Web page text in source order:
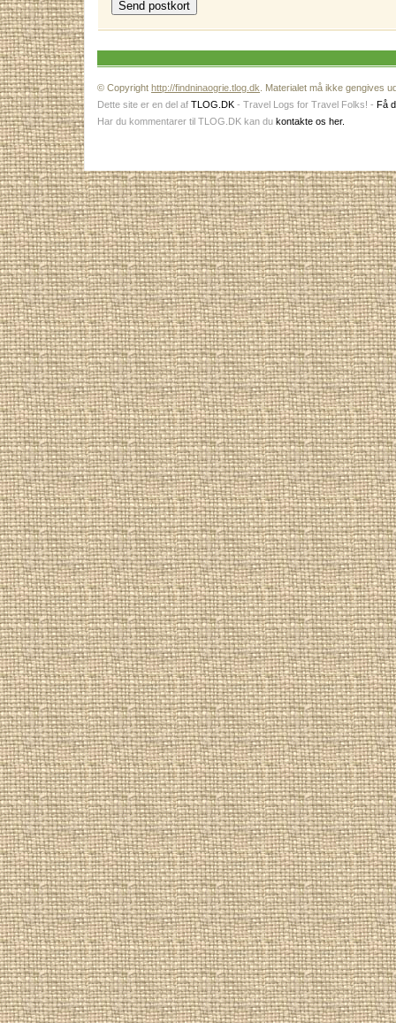
© Copyright http://findninaogrie.tlog.dk . Materialet må ikke gengives
Dette site er en del af TLOG.DK - Travel Logs for Travel Folks! - Få
Har du kommentarer til TLOG.DK kan du kontakte os her.